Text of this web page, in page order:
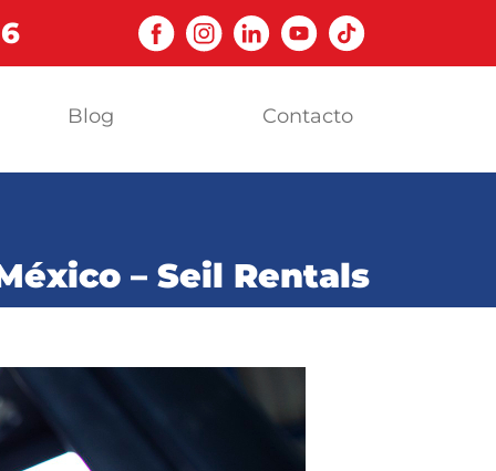
Blog Contacto
– Seil Rentals